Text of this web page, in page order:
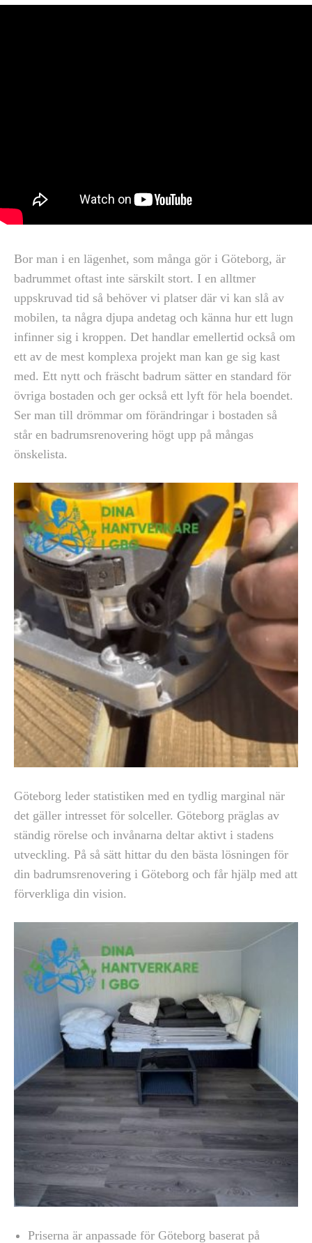
Bor man i en lägenhet, som många gör i Göteborg, är
badrummet oftast inte särskilt stort. I en alltmer
uppskruvad tid så behöver vi platser där vi kan slå av
mobilen, ta några djupa andetag och känna hur ett lugn
infinner sig i kroppen. Det handlar emellertid också om
ett av de mest komplexa projekt man kan ge sig kast
med. Ett nytt och fräscht badrum sätter en standard för
övriga bostaden och ger också ett lyft för hela boendet.
Ser man till drömmar om förändringar i bostaden så
står en badrumsrenovering högt upp på mångas
önskelista.
Göteborg leder statistiken med en tydlig marginal när
det gäller intresset för solceller. Göteborg präglas av
ständig rörelse och invånarna deltar aktivt i stadens
utveckling. På så sätt hittar du den bästa lösningen för
din badrumsrenovering i Göteborg och får hjälp med att
förverkliga din vision.
Priserna är anpassade för Göteborg baserat på